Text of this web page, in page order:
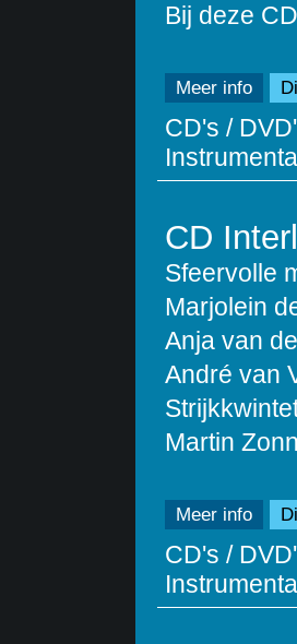
Bij deze
Meer info
CD's /
CD
Sfeervolle
Marjolein
Anja van
André van
Martin
Meer info
CD's /